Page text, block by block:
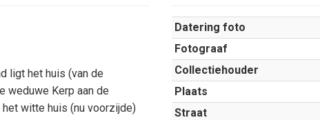
ligt het huis (van de
weduwe Kerp aan de
witte huis (nu voorzijde)
Datering foto
Fotograaf
Collectiehouder
Plaats
Straat